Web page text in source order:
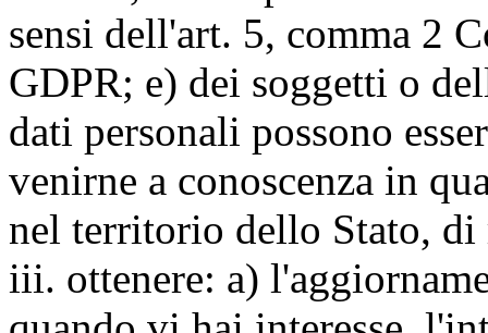
sensi dell'art. 5, comma 2
GDPR; e) dei soggetti o
dati personali possono
venirne a conoscenza in
nel territorio dello Stato,
iii. ottenere: a)